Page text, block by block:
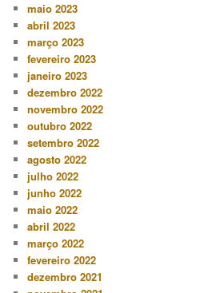
maio 2023
abril 2023
março 2023
fevereiro 2023
janeiro 2023
dezembro 2022
novembro 2022
outubro 2022
setembro 2022
agosto 2022
julho 2022
junho 2022
maio 2022
abril 2022
março 2022
fevereiro 2022
dezembro 2021